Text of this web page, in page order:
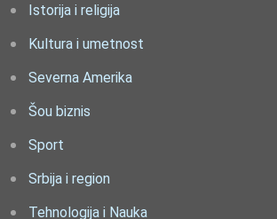
Istorija i religija
Kultura i umetnost
Severna Amerika
Šou biznis
Sport
Srbija i region
Tehnologija i Nauka